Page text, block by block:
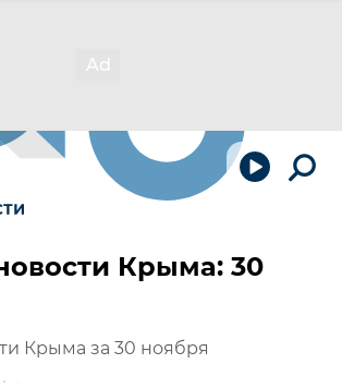
Крыма: 30
Крыма за 30 ноября